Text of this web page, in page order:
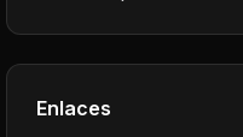
Enlaces